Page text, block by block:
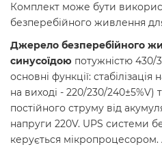
Комплект може бути
безперебійного живлення
Джерело безперебійного
синусоїдою потужністю 430/
основні функції:
на виході - 220/230/240±5%V)
постійного струму від
напруги 220V. UPS системи
керується мікропроцесором.